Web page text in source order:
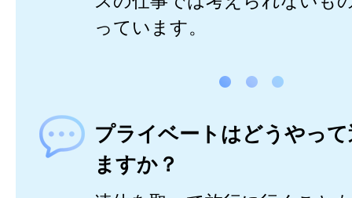
っています。
プライベートはどうやっ
ますか？